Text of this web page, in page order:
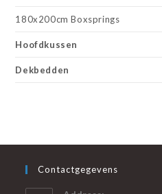
180x200cm Boxsprings
Hoofdkussen
Dekbedden
Contactgegevens